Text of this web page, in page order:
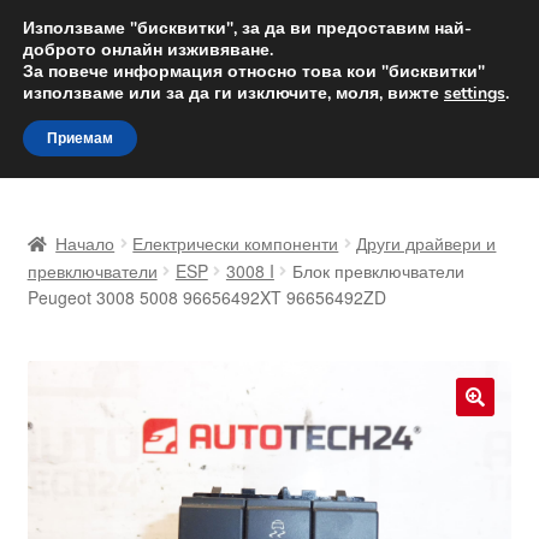
ДОСТАВКА от 12 лв.
Доставка по целия свят
Skip
to
navigation
Skip
to
content
Доставка по целия свят
Начало Електрически компоненти
Други драйвери и
превключватели
ESP 3008 I
Блок превключватели
Peugeot 3008 5008 96656492XT 96656492ZD
Използваме "бисквитки", за да ви предоставим най-
доброто онлайн изживяване.
За повече информация относно това кои "бисквитки"
използваме или за да ги изключите, моля, вижте settings.
Приемам